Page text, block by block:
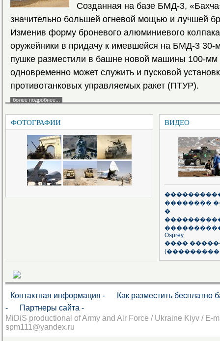
Созданная на базе БМД-3,
значительно большей огневой мощью и лучшей
Изменив форму броневого алюминиевого
оружейники в придачу к имевшейся на БМД-3 30-
пушке разместили в башне новой машины 100-мм
одновременно может служить и пусковой
противотанковых управляемых ракет (ПТУР).
более подробнее...
ФОТОГРАФИИ ВИДЕО
��������
�
Osprey
����
(���������
Контактная информация -
Как разместить бесплатно
-
Партнеры сайта -
MiDiS productional of Army and Air Force / Ukraine Kiyv / E-
spm111@yandex.ru